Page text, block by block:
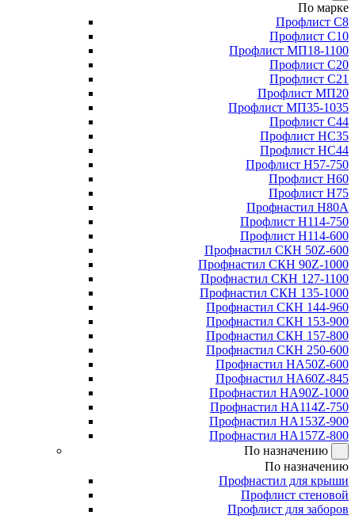
По марке
Профлист С8
Профлист С10
Профлист МП18-1100
Профлист С20
Профлист С21
Профлист МП20
Профлист МП35-1035
Профлист С44
Профлист НС35
Профлист НС44
Профлист Н57-750
Профлист Н60
Профлист Н75
Профнастил Н80А
Профлист Н114-750
Профлист Н114-600
Профнастил СКН 50Z-600
Профнастил СКН 90Z-1000
Профнастил СКН 127-1100
Профнастил СКН 135-1000
Профнастил СКН 144-960
Профнастил СКН 153-900
Профнастил СКН 157-800
Профнастил СКН 250-600
Профнастил НА50Z-600
Профнастил НА60Z-845
Профнастил НА90Z-1000
Профнастил НА114Z-750
Профнастил НА153Z-900
Профнастил НА157Z-800
По назначению
По назначению
Профнастил для крыши
Профлист стеновой
Профлист для заборов